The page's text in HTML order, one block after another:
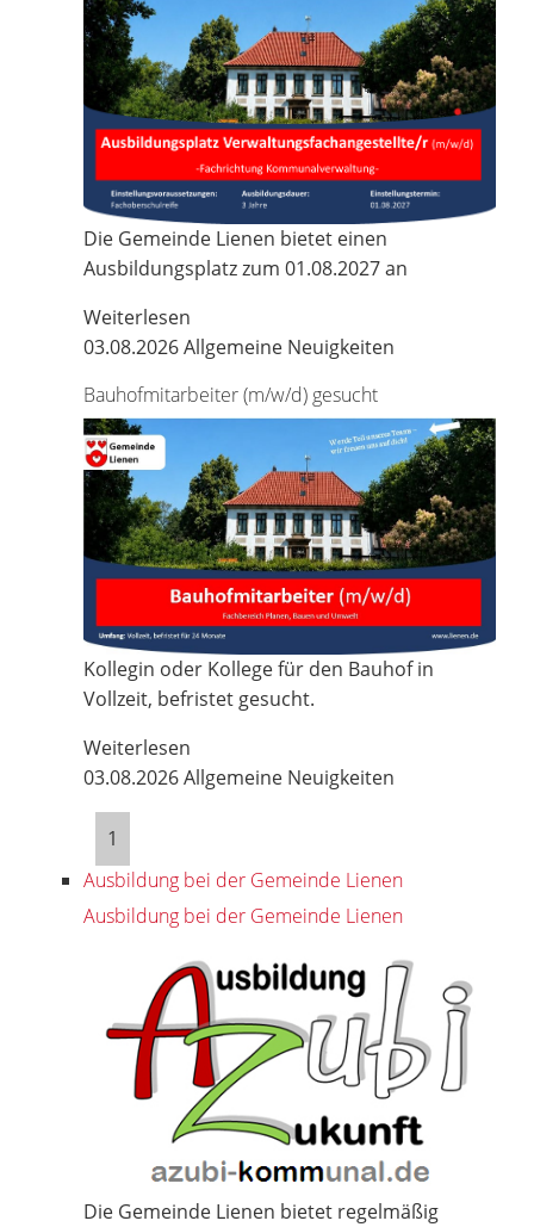
Die Gemeinde Lienen bietet einen
Ausbildungsplatz zum 01.08.2027 an
Weiterlesen
03.08.2026Allgemeine Neuigkeiten
Bauhofmitarbeiter (m/w/d) gesucht
Kollegin oder Kollege für den Bauhof in
Vollzeit, befristet gesucht.
Weiterlesen
03.08.2026Allgemeine Neuigkeiten
1
Ausbildung bei der Gemeinde Lienen
Ausbildung bei der Gemeinde Lienen
Die Gemeinde Lienen bietet regelmäßig